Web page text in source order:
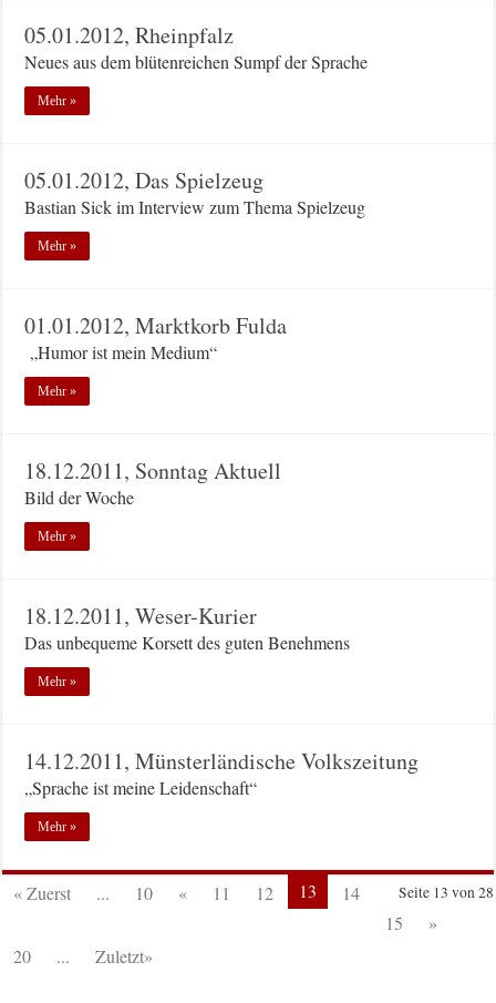
05.01.2012, Rheinpfalz
Neues aus dem blütenreichen Sumpf der Sprache
Mehr »
05.01.2012, Das Spielzeug
Bastian Sick im Interview zum Thema Spielzeug
Mehr »
01.01.2012, Marktkorb Fulda
„Humor ist mein Medium“
Mehr »
18.12.2011, Sonntag Aktuell
Bild der Woche
Mehr »
18.12.2011, Weser-Kurier
Das unbequeme Korsett des guten Benehmens
Mehr »
14.12.2011, Münsterländische Volkszeitung
„Sprache ist meine Leidenschaft“
Mehr »
Seite 13 von 28
« Zuerst ... 10 « 11 12 13
14
15
»
20
... Zuletzt»